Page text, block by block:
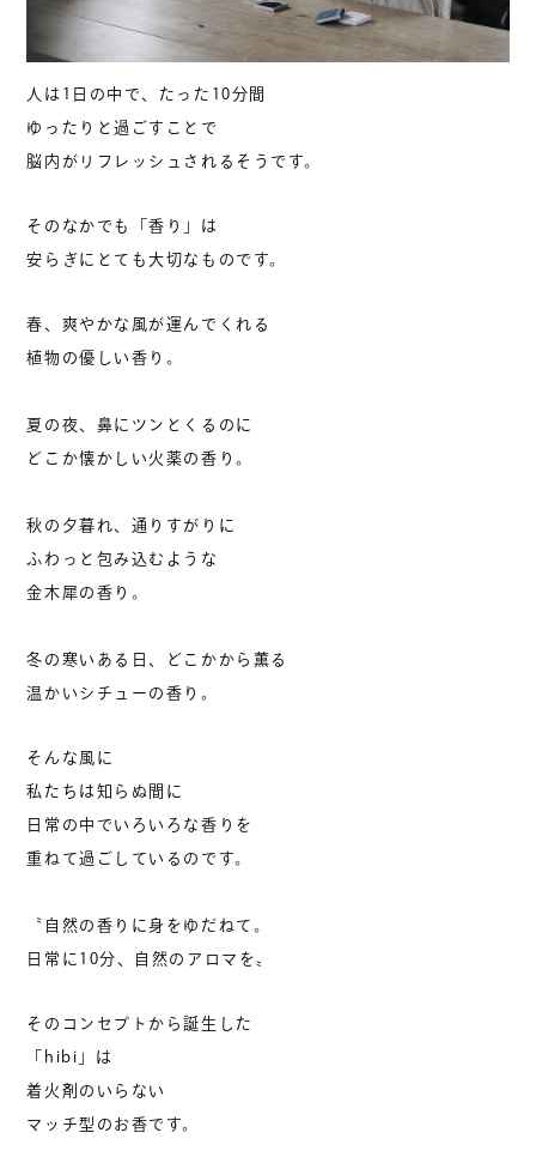
人は1日の中で、たった10分間
ゆったりと過ごすことで
脳内がリフレッシュされるそうです。
そのなかでも「香り」は
安らぎにとても大切なものです。
春、爽やかな風が運んでくれる
植物の優しい香り。
夏の夜、鼻にツンとくるのに
どこか懐かしい火薬の香り。
秋の夕暮れ、通りすがりに
ふわっと包み込むような
金木犀の香り。
冬の寒いある日、どこかから薫る
温かいシチューの香り。
そんな風に
私たちは知らぬ間に
日常の中でいろいろな香りを
重ねて過ごしているのです。
〝自然の香りに身をゆだねて。
日常に10分、自然のアロマを〟
そのコンセプトから誕生した
「hibi」は
着火剤のいらない
マッチ型のお香です。